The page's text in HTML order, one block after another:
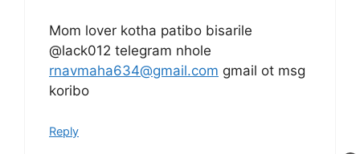
Mom lover kotha patibo bisarile
@lack012 telegram nhole
rnavmaha634@gmail.com gmail ot msg
koribo
Reply